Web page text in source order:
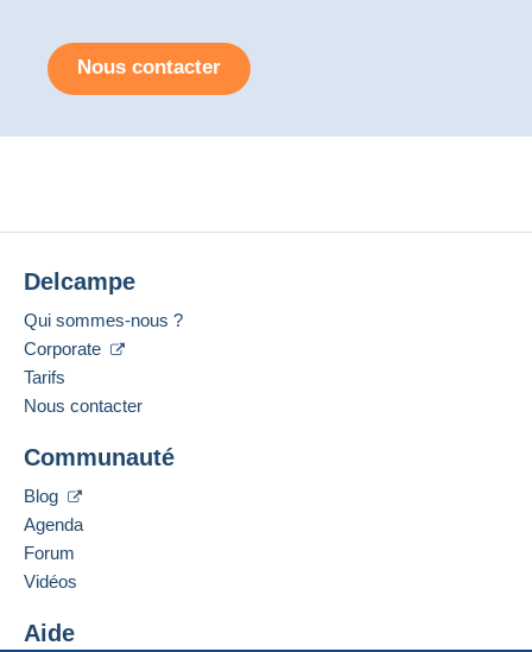
Nous contacter
Delcampe
Qui sommes-nous ?
Corporate
Tarifs
Nous contacter
Communauté
Blog
Agenda
Forum
Vidéos
Aide